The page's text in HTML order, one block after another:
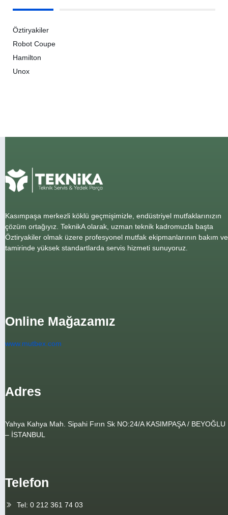
Öztiryakiler
Robot Coupe
Hamilton
Unox
Kasımpaşa merkezli köklü geçmişimizle, endüstriyel mutfaklarınızın
çözüm ortağıyız. TeknikA olarak, uzman teknik kadromuzla başta
Öztiryakiler olmak üzere profesyonel mutfak ekipmanlarının bakım ve
tamirinde yüksek standartlarda servis hizmeti sunuyoruz.
Online Mağazamız
www.mutbex.com
Adres
Yahya Kahya Mah. Sipahi Fırın Sk NO:24/A KASIMPAŞA / BEYOĞLU
– İSTANBUL
Telefon
Tel: 0 212 361 74 03